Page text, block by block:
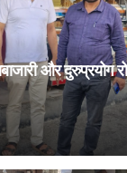
और दुरुप्रयोग